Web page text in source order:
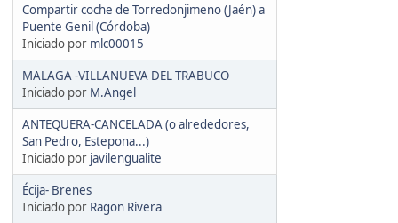
Compartir coche de Torredonjimeno (Jaén) a
Puente Genil (Córdoba)
Iniciado por mlc00015
MALAGA -VILLANUEVA DEL TRABUCO
Iniciado por M.Angel
ANTEQUERA-CANCELADA (o alrededores,
San Pedro, Estepona...)
Iniciado por javilengualite
Écija- Brenes
Iniciado por Ragon Rivera